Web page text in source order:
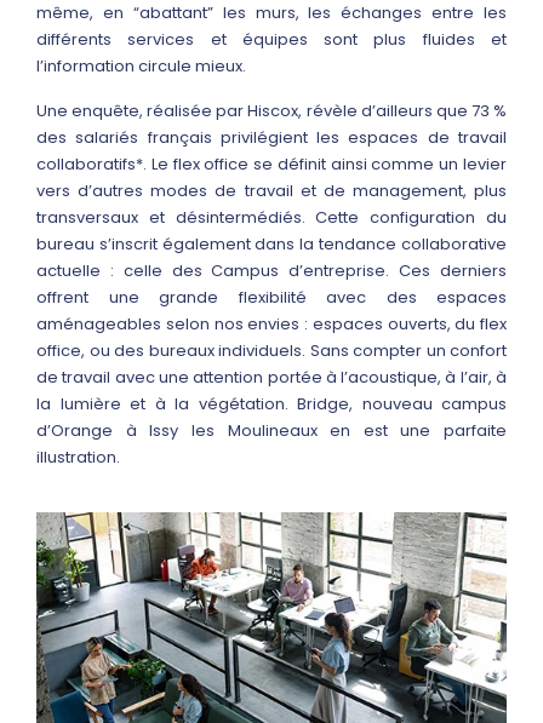
même, en “abattant” les murs, les échanges entre les
différents services et équipes sont plus fluides et
l’information circule mieux.
Une enquête, réalisée par Hiscox, révèle d’ailleurs que 73 %
des salariés français privilégient les espaces de travail
collaboratifs*. Le flex office se définit ainsi comme un levier
vers d’autres modes de travail et de management, plus
transversaux et désintermédiés. Cette configuration du
bureau s’inscrit également dans la tendance collaborative
actuelle : celle des Campus d’entreprise. Ces derniers
offrent une grande flexibilité avec des espaces
aménageables selon nos envies : espaces ouverts, du flex
office, ou des bureaux individuels. Sans compter un confort
de travail avec une attention portée à l’acoustique, à l’air, à
la lumière et à la végétation. Bridge, nouveau campus
d’Orange à Issy les Moulineaux en est une parfaite
illustration.